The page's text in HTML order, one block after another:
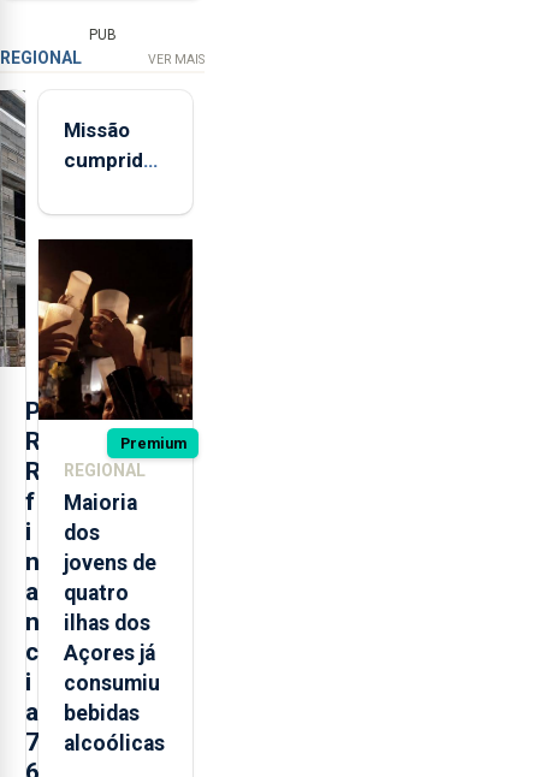
PUB
REGIONAL VER MAIS
P
R
R
f
i
n
a
n
c
i
a
7
Missão
cumprida:
açorianos
após
missão na
Roménia
Premium
REGIONAL
Maioria
dos
jovens de
quatro
ilhas dos
Açores já
consumiu
bebidas
alcoólicas